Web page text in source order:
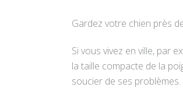
Gardez votre chien près
Si vous vivez en ville, par
la taille compacte de la
soucier de ses problèmes.